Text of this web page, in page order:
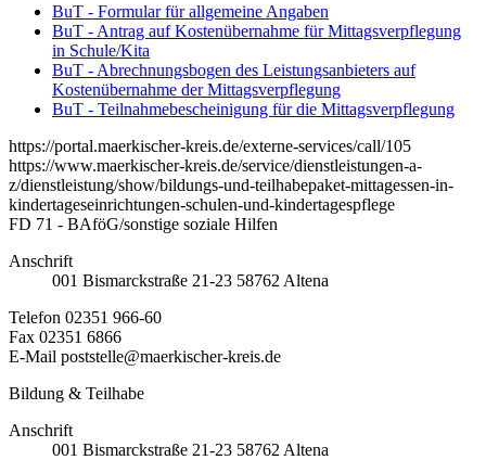
BuT - Formular für allgemeine Angaben
BuT - Antrag auf Kostenübernahme für Mittagsverpflegung
in Schule/Kita
BuT - Abrechnungsbogen des Leistungsanbieters auf
Kostenübernahme der Mittagsverpflegung
BuT - Teilnahmebescheinigung für die Mittagsverpflegung
https://portal.maerkischer-kreis.de/externe-services/call/105
https://www.maerkischer-kreis.de/service/dienstleistungen-a-
z/dienstleistung/show/bildungs-und-teilhabepaket-mittagessen-in-
kindertageseinrichtungen-schulen-und-kindertagespflege
FD 71 - BAföG/sonstige soziale Hilfen
Anschrift
001 Bismarckstraße 21-23 58762 Altena
Telefon 02351 966-60
Fax 02351 6866
E-Mail poststelle@maerkischer-kreis.de
Bildung & Teilhabe
Anschrift
001 Bismarckstraße 21-23 58762 Altena